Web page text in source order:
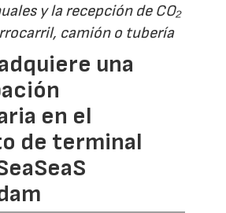
y la recepción de CO₂
camión o tubería
una
en el
de terminal